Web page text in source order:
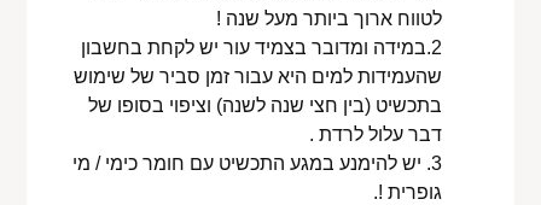
לטווח ארוך ביותר מעל שנה !
2.במידה ומדובר בצמיד עור יש לקחת בחשבון
שהעמידות למים היא עבור זמן סביר של שימוש
בתכשיט (בין חצי שנה לשנה) וציפוי בסופו של
דבר עלול לרדת .
3. יש להימנע במגע התכשיט עם חומר כימי / מי
גופרית !.